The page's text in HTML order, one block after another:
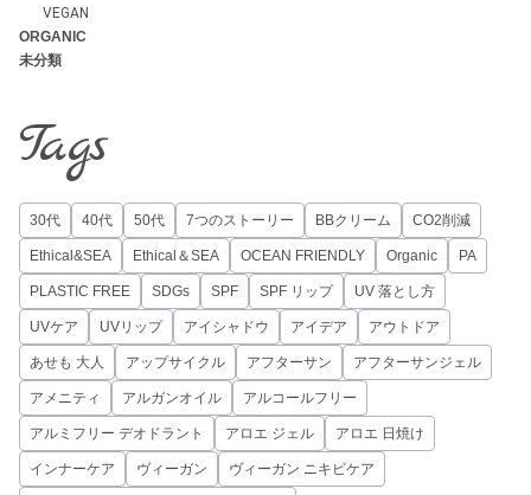
VEGAN
ORGANIC
未分類
Tags
30代 40代 50代 7つのストーリー BBクリーム CO2削減
Ethical&SEA Ethical＆SEA OCEAN FRIENDLY Organic PA
PLASTIC FREE SDGs SPF SPF リップ UV 落とし方
UVケア UVリップ アイシャドウ アイデア アウトドア
あせも 大人 アップサイクル アフターサン アフターサンジェル
アメニティ アルガンオイル アルコールフリー
アルミフリー デオドラント アロエ ジェル アロエ 日焼け
インナーケア ヴィーガン ヴィーガン ニキビケア